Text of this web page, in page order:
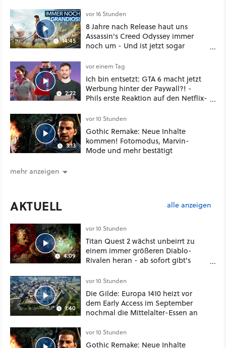
14:45
vor 16 Stunden
8 Jahre nach Release haut uns
Assassin's Creed Odyssey immer
noch um - Und ist jetzt sogar
2:22
vor einem Tag
Ich bin entsetzt: GTA 6 macht jetzt
Werbung hinter der Paywall?! -
Phils erste Reaktion auf den Netflix-
3:13
vor 10 Stunden
Gothic Remake: Neue Inhalte
kommen! Fotomodus, Marvin-
Mode und mehr bestätigt
mehr anzeigen
AKTUELL alle anzeigen
4:09
vor 10 Stunden
Titan Quest 2 wächst unbeirrt zu
einem immer größeren Diablo-
Rivalen heran - ab sofort gibt's
Klasse
1:40
vor 10 Stunden
Die Gilde: Europa 1410 heizt vor
dem Early Access im September
nochmal die Mittelalter-Essen an
vor 10 Stunden
Gothic Remake: Neue Inhalte